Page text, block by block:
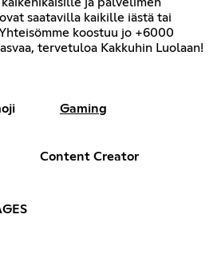
saatavilla kaikille iästä tai
koostuu jo +6000
tervetuloa Kakkuhin Luolaan!
Gaming
Content Creator